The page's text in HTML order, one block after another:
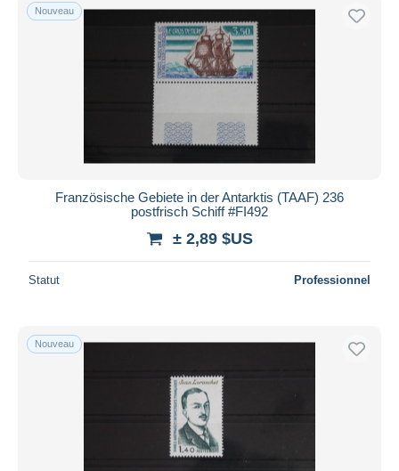
Nouveau
Französische Gebiete in der Antarktis (TAAF) 236
postfrisch Schiff #FI492
± 2,89 $US
Statut Professionnel
Nouveau